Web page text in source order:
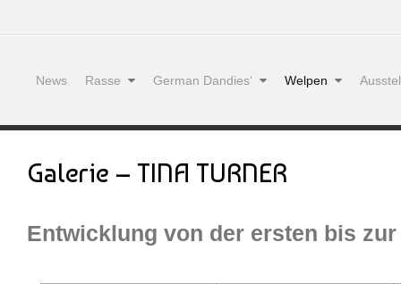
News Rasse German Dandies‘ Welpen
Galerie – TINA TURNER
Entwicklung von der ersten bis